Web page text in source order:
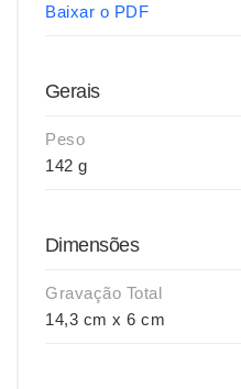
Baixar o PDF
Gerais
Peso
142 g
Dimensões
Gravação Total
14,3 cm x 6 cm